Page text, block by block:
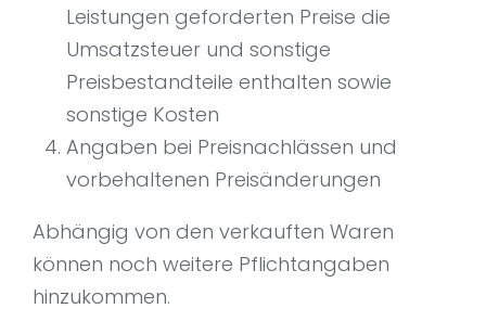
Leistungen geforderten Preise die
Umsatzsteuer und sonstige
Preisbestandteile enthalten sowie
sonstige Kosten
Angaben bei Preisnachlässen und
vorbehaltenen Preisänderungen
Abhängig von den verkauften Waren
können noch weitere Pflichtangaben
hinzukommen.